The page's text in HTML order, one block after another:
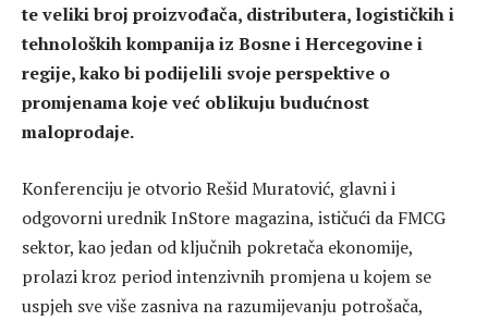
te veliki broj proizvođača, distributera, logističkih i
tehnoloških kompanija iz Bosne i Hercegovine i
regije, kako bi podijelili svoje perspektive o
promjenama koje već oblikuju budućnost
maloprodaje.
Konferenciju je otvorio Rešid Muratović, glavni i
odgovorni urednik InStore magazina, ističući da FMCG
sektor, kao jedan od ključnih pokretača ekonomije,
prolazi kroz period intenzivnih promjena u kojem se
uspjeh sve više zasniva na razumijevanju potrošača,